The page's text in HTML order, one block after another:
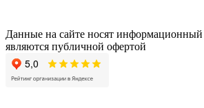
Данные на сайте носят информационный
являются публичной офертой